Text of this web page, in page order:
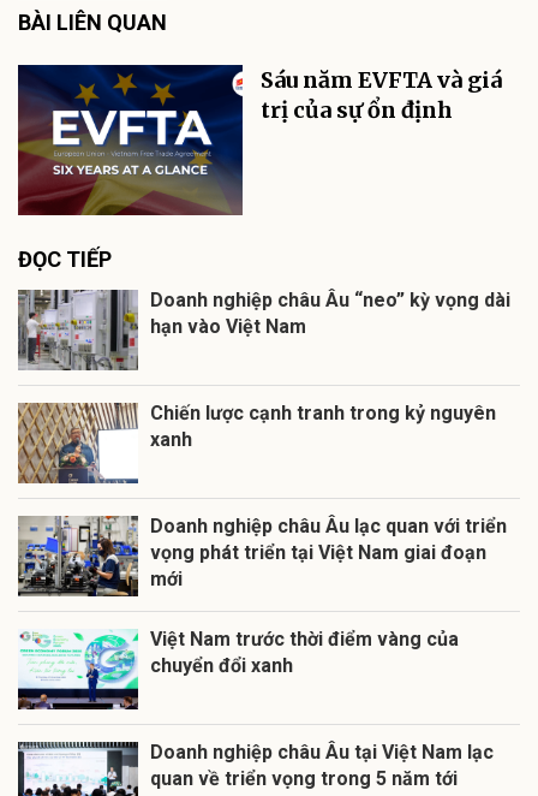
BÀI LIÊN QUAN
Sáu năm EVFTA và giá
trị của sự ổn định
ĐỌC TIẾP
Doanh nghiệp châu Âu “neo” kỳ vọng dài
hạn vào Việt Nam
Chiến lược cạnh tranh trong kỷ nguyên
xanh
Doanh nghiệp châu Âu lạc quan với triển
vọng phát triển tại Việt Nam giai đoạn
mới
Việt Nam trước thời điểm vàng của
chuyển đổi xanh
Doanh nghiệp châu Âu tại Việt Nam lạc
quan về triển vọng trong 5 năm tới